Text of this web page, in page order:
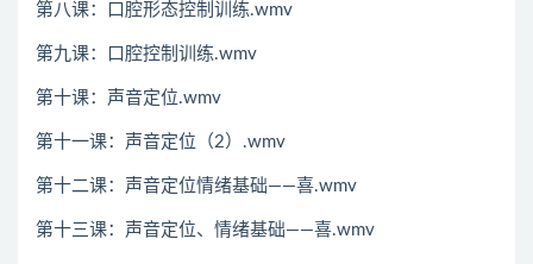
第八课：口腔形态控制训练.wmv
第九课：口腔控制训练.wmv
第十课：声音定位.wmv
第十一课：声音定位（2）.wmv
第十二课：声音定位情绪基础——喜.wmv
第十三课：声音定位、情绪基础——喜.wmv